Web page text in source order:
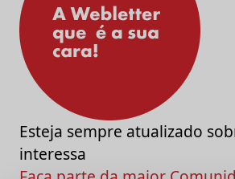
Esteja sempre atualizado
interessa